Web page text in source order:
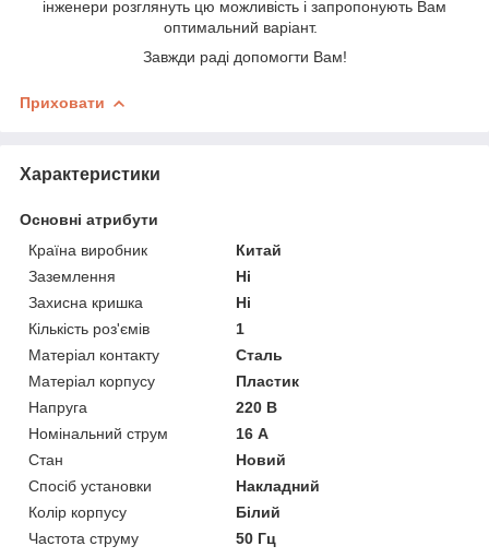
інженери розглянуть цю можливість і запропонують Вам
оптимальний варіант.
Завжди раді допомогти Вам!
Приховати
Характеристики
Основні атрибути
Країна виробник
Китай
Заземлення
Ні
Захисна кришка
Ні
Кількість роз'ємів
1
Матеріал контакту
Сталь
Матеріал корпусу
Пластик
Напруга
220 В
Номінальний струм
16 А
Стан
Новий
Спосіб установки
Накладний
Колір корпусу
Білий
Частота струму
50 Гц